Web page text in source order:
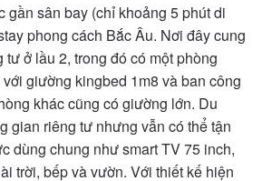
gần sân bay (chỉ khoảng 5 phút di
phong cách Bắc Âu. Nơi đây cung
tư ở lầu 2, trong đó có một phòng
với giường kingbed 1m8 và ban công
khác cũng có giường lớn. Du
gian riêng tư nhưng vẫn có thể tận
dùng chung như smart TV 75 inch,
trời, bếp và vườn. Với thiết kế hiện